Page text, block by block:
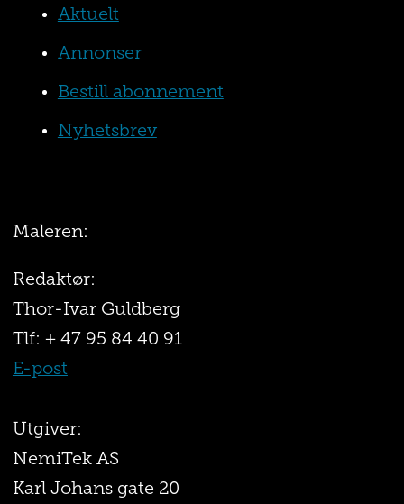
Aktuelt
Annonser
Bestill abonnement
Nyhetsbrev
Maleren:
Redaktør:
Thor-Ivar Guldberg
Tlf: + 47 95 84 40 91
E-post
Utgiver:
NemiTek AS
Karl Johans gate 20